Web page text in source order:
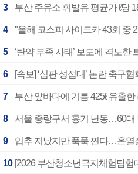
3 부산 주유소 휘발유 평균가 ℓ당
4 "올해 코스피 사이드카 43회 중
5
6
7 부산 앞바다에 기름 425ℓ 유출
8 서울 중랑구서 흉기 난동…60대
9 입추 지났지만 푹푹 찐다…온열
10